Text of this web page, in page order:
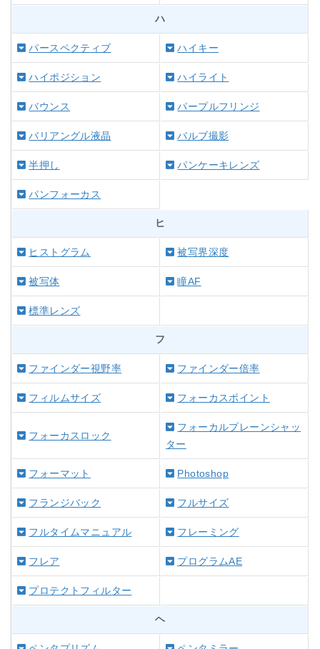
ハ
パースペクティブ ハイキー
ハイポジション ハイライト
バウンス パープルフリンジ
バリアングル液晶 バルブ撮影
半押し パンケーキレンズ
パンフォーカス
ヒ
ヒストグラム 被写界深度
被写体 瞳AF
標準レンズ
フ
ファインダー視野率 ファインダー倍率
フィルムサイズ フォーカスポイント
フォーカスロック
フォーカルプレーンシャッ
ター
フォーマット Photoshop
フランジバック フルサイズ
フルタイムマニュアル フレーミング
フレア プログラムAE
プロテクトフィルター
ヘ